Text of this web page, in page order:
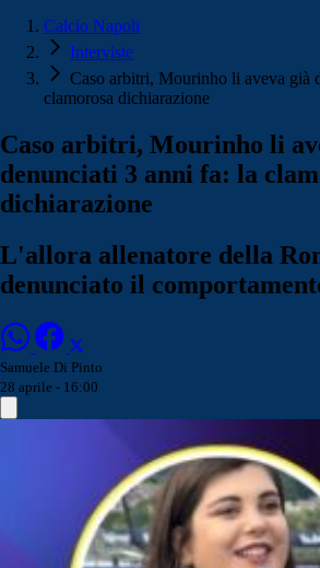
Calcio Napoli
Interviste
Caso arbitri, Mourinho li aveva già
clamorosa dichiarazione
Caso arbitri, Mourinho li
denunciati 3 anni fa: la
dichiarazione
L'allora allenatore della
denunciato il
Samuele Di Pinto
28 aprile - 16:00